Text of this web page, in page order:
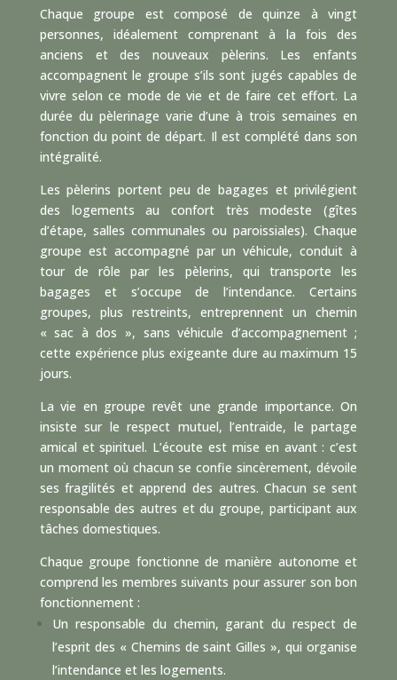
Chaque groupe est composé de quinze à vingt
personnes, idéalement comprenant à la fois des
anciens et des nouveaux pèlerins. Les enfants
accompagnent le groupe s’ils sont jugés capables de
vivre selon ce mode de vie et de faire cet effort. La
durée du pèlerinage varie d’une à trois semaines en
fonction du point de départ. Il est complété dans son
intégralité.
Les pèlerins portent peu de bagages et privilégient
des logements au confort très modeste (gîtes
d’étape, salles communales ou paroissiales). Chaque
groupe est accompagné par un véhicule, conduit à
tour de rôle par les pèlerins, qui transporte les
bagages et s’occupe de l’intendance. Certains
groupes, plus restreints, entreprennent un chemin
« sac à dos », sans véhicule d’accompagnement ;
cette expérience plus exigeante dure au maximum 15
jours.
La vie en groupe revêt une grande importance. On
insiste sur le respect mutuel, l’entraide, le partage
amical et spirituel. L’écoute est mise en avant : c’est
un moment où chacun se confie sincèrement, dévoile
ses fragilités et apprend des autres. Chacun se sent
responsable des autres et du groupe, participant aux
tâches domestiques.
Chaque groupe fonctionne de manière autonome et
comprend les membres suivants pour assurer son bon
fonctionnement :
Un responsable du chemin, garant du respect de
l’esprit des « Chemins de saint Gilles », qui organise
l’intendance et les logements.